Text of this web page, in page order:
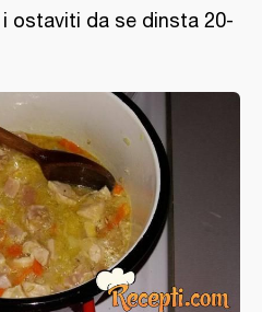
ostaviti da se dinsta 20-